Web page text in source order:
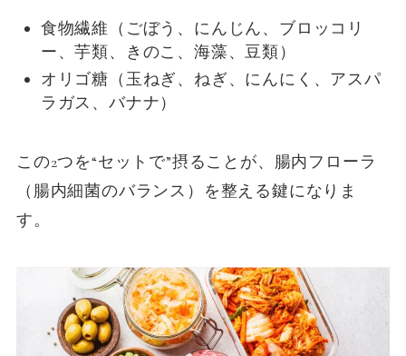
食物繊維（ごぼう、にんじん、ブロッコリ
ー、芋類、きのこ、海藻、豆類）
オリゴ糖（玉ねぎ、ねぎ、にんにく、アスパ
ラガス、バナナ）
この2つを“セットで”摂ることが、腸内フローラ
（腸内細菌のバランス）を整える鍵になりま
す。